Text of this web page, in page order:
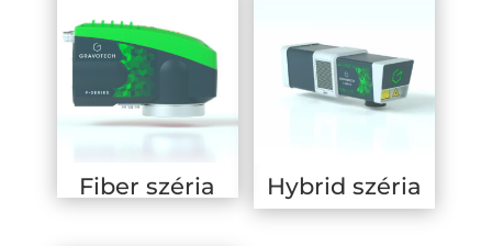
Fiber széria Hybrid széria